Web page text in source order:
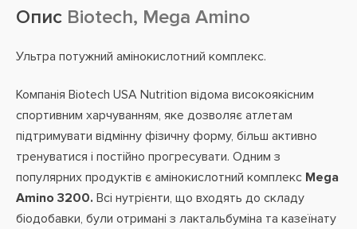
Опис Biotech, Mega Amino
Ультра потужний амінокислотний комплекс.
Компанія Biotech USA Nutrition відома високоякісним
спортивним харчуванням, яке дозволяє атлетам
підтримувати відмінну фізичну форму, більш активно
тренуватися і постійно прогресувати. Одним з
популярних продуктів є амінокислотний комплекс Mega
Amino 3200. Всі нутрієнти, що входять до складу
біодобавки, були отримані з лактальбуміна та казеїнату